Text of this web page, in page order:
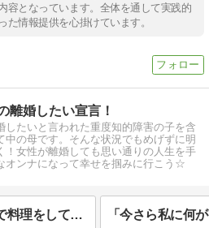
容となっています。全体を通して実践的
た情報提供を心掛けています。
離婚したい宣言！
したいと言われた重度知的障害の子を含
中の母です。そんな状況でもめげずに明
！女性が離婚しても思い通りの人生を手
オンナになって幸せを掴みに行こう☆
迷った末に買った炊飯器で料理をしてみた結果